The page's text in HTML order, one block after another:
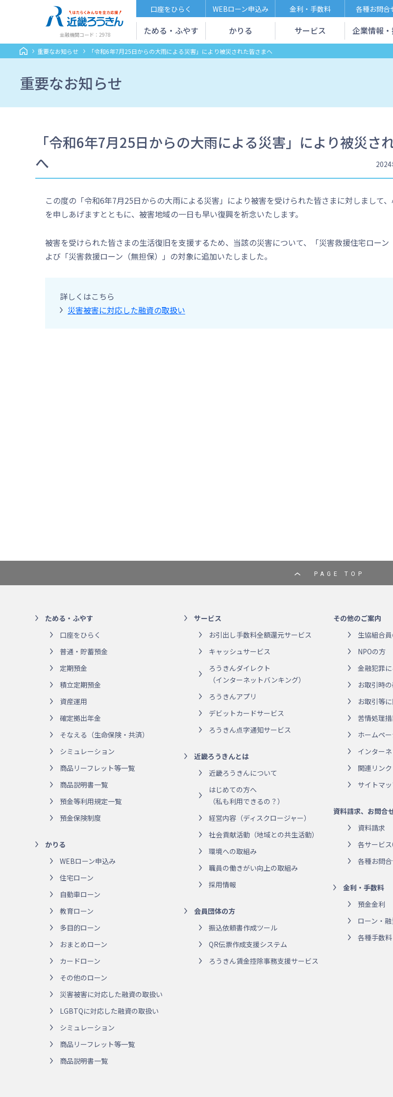
金融機関コード：2978
口座をひらく WEBローン申込み 金利・手数料 各種お問合
ためる・ふやす かりる サービス 企業情報
重要なお知らせ 「令和6年7月25日からの大雨による災害」により被災された皆さまへ
重要なお知らせ
「令和6年7月25日からの大雨による災害」により被災さ
へ
この度の「令和6年7月25日からの大雨による災害」により被害を受けられた皆さまに対しまして
を申しあげますとともに、被害地域の一日も早い復興を祈念いたします。
被害を受けられた皆さまの生活復旧を支援するため、当該の災害について、「災害救援住宅ローン
よび「災害救援ローン（無担保）」の対象に追加いたしました。
詳しくはこちら
災害被害に対応した融資の取扱い
PAGE TOP
ためる・ふやす
口座をひらく
普通・貯蓄預金
定期預金
積立定期預金
資産運用
確定拠出年金
そなえる（生命保険・共済）
シミュレーション
商品リーフレット等一覧
商品説明書一覧
預金等利用規定一覧
預金保険制度
かりる
WEBローン申込み
住宅ローン
自動車ローン
教育ローン
多目的ローン
おまとめローン
カードローン
その他のローン
災害被害に対応した融資の取扱い
LGBTQに対応した融資の取扱い
シミュレーション
商品リーフレット等一覧
商品説明書一覧
サービス
お引出し手数料全額還元サービス
キャッシュサービス
ろうきんダイレクト
（インターネットバンキング）
ろうきんアプリ
デビットカードサービス
ろうきん点字通知サービス
近畿ろうきんとは
近畿ろうきんについて
はじめての方へ
（私も利用できるの？）
経営内容（ディスクロージャー）
社会貢献活動（地域との共生活動）
環境への取組み
職員の働きがい向上の取組み
採用情報
会員団体の方
振込依頼書作成ツール
QR伝票作成支援システム
ろうきん賃金控除事務支援サービス
その他のご案内
生協組合
NPOの方
金融犯罪
お取引時
お取引等
苦情処理
ホームペ
インター
関連リンク
サイトマ
資料請求、お問合
資料請求
各サービ
各種お問
金利・手数料
預金金利
ローン・
各種手数料